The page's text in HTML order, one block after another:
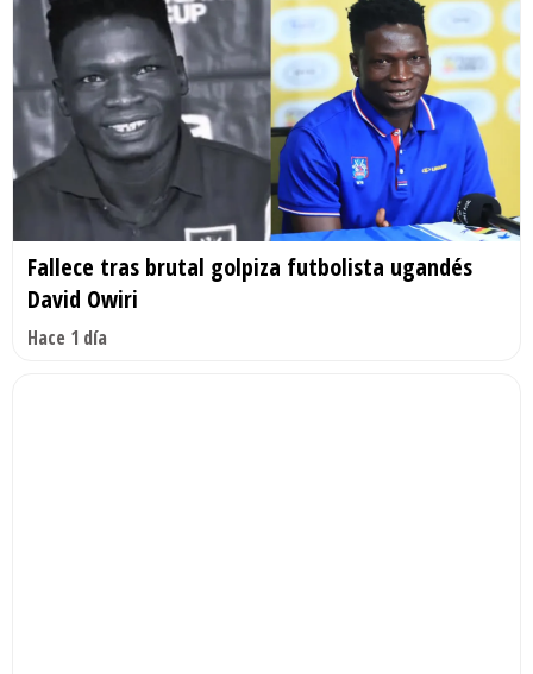
Fallece tras brutal golpiza futbolista ugandés
David Owiri
Hace 1 día